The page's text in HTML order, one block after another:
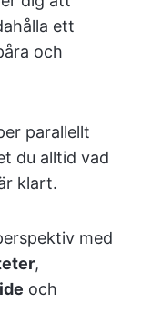
ett
och
parallellt
du alltid vad
klart.
med
,
och